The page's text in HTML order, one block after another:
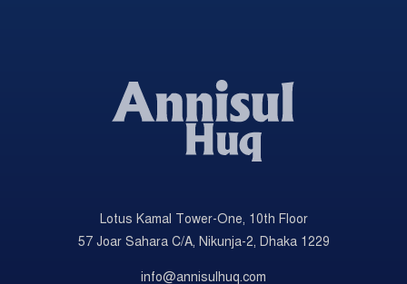
Lotus Kamal Tower-One, 10th Floor
57 Joar Sahara C/A, Nikunja-2, Dhaka 1229
info@annisulhuq.com